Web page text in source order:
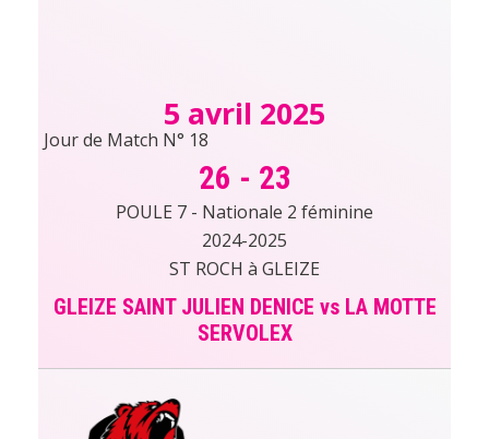
5 avril 2025
Jour de Match N° 18
26 - 23
POULE 7 - Nationale 2 féminine
2024-2025
ST ROCH à GLEIZE
GLEIZE SAINT JULIEN DENICE vs LA MOTTE
SERVOLEX